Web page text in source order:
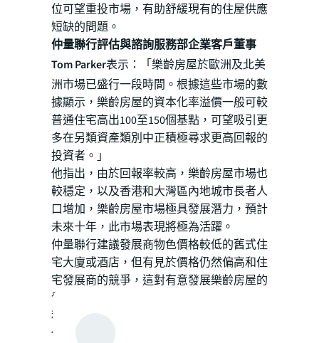
位可望重投市場，有助舒緩現有的住屋供應
短缺的問題。
仲量聯行評估與諮詢服務部企業客戶董事
Tom Parker表示：「樂齡房屋於歐洲及北美
洲市場已盛行一段時間。根據這些市場的數
據顯示，樂齡房屋的資本化率溢價一般可較
普通住宅高出100至150個基點，可望吸引更
多在另類資產類別中正積極尋求更高回報的
投資者。」
他指出，由於回報率較高，樂齡房屋市場也
較穩定，以及香港和大灣區內地城市長者人
口增加，樂齡房屋市場極具發展潛力，預計
未來十年，此市場表現將極為活躍。
仲量聯行建議發展商物色價格較低的舊式住
宅大廈或酒店，但有見於價格仍然偏高和住
宅發展商的競爭，這對有意發展樂齡房屋的
發展商在收購合適的物業或地皮上面對一定
程度的難度。儘管大灣區的地價及樓價較
低，但是潛在回報亦同時較低，要覓得可行